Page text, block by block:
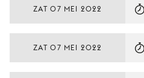
ZAT 07 MEI 2022
ZAT 07 MEI 2022